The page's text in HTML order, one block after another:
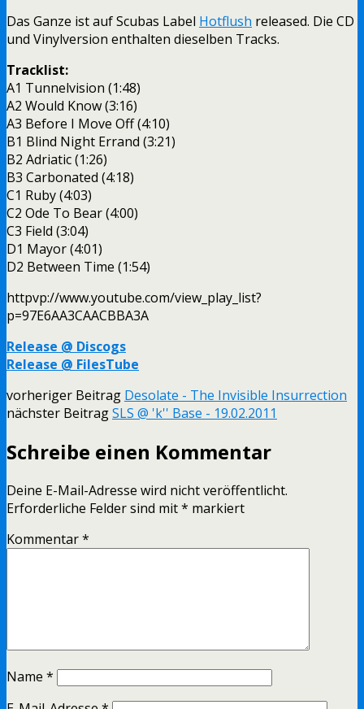
Das Ganze ist auf Scubas Label Hotflush released. Die CD
und Vinylversion enthalten dieselben Tracks.
Tracklist:
A1 Tunnelvision (1:48)
A2 Would Know (3:16)
A3 Before I Move Off (4:10)
B1 Blind Night Errand (3:21)
B2 Adriatic (1:26)
B3 Carbonated (4:18)
C1 Ruby (4:03)
C2 Ode To Bear (4:00)
C3 Field (3:04)
D1 Mayor (4:01)
D2 Between Time (1:54)
httpvp://www.youtube.com/view_play_list?
p=97E6AA3CAACBBA3A
Release @ Discogs
Release @ FilesTube
vorheriger Beitrag Desolate - The Invisible Insurrection
nächster BeitragSLS @ 'k'' Base - 19.02.2011
Schreibe einen Kommentar
Deine E-Mail-Adresse wird nicht veröffentlicht.
Erforderliche Felder sind mit* markiert
Kommentar*
Name *